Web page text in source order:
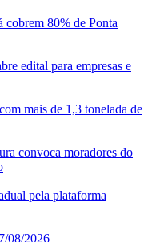
cobrem 80% de Ponta
edital para empresas e
mais de 1,3 tonelada de
convoca moradores do
pela plataforma
08/2026